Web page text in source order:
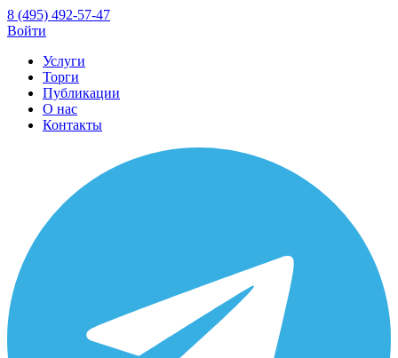
8 (495) 492-57-47
Войти
Услуги
Торги
Публикации
О нас
Контакты